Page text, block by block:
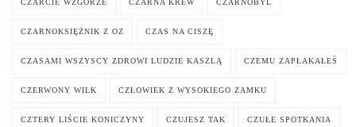
CZARCIE WZGÓRZE CZARNA KREW CZARNOBYL
CZARNOKSIĘŻNIK Z OZ CZAS NA CISZĘ
CZASAMI WSZYSCY ZDROWI LUDZIE KASZLĄ CZEMU ZAPŁAKAŁEŚ
CZERWONY WILK CZŁOWIEK Z WYSOKIEGO ZAMKU
CZTERY LIŚCIE KONICZYNY CZUJESZ TAK CZUŁE SPOTKANIA